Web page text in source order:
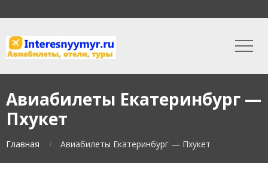
Авиабилеты Екатеринбург —
Пхукет
Главная Авиабилеты Екатеринбург — Пхукет